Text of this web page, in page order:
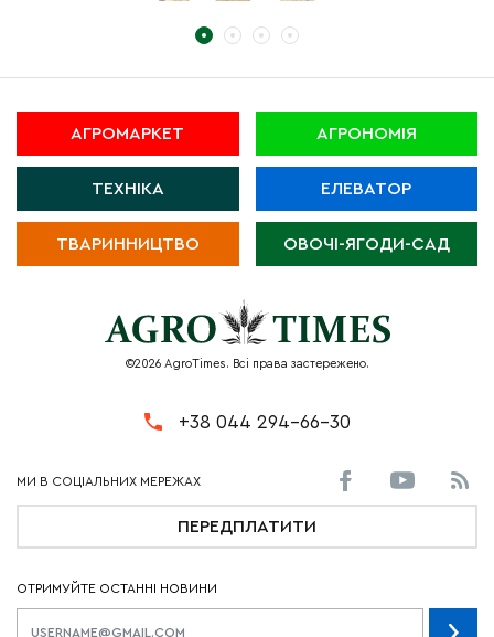
АГРОМАРКЕТ АГРОНОМІЯ
ТЕХНІКА ЕЛЕВАТОР
ТВАРИННИЦТВО ОВОЧІ-ЯГОДИ-САД
©2026 AgroTimes. Всі права застережено.
+38 044 294-66-30
ПЕРЕДПЛАТИТИ
ОТРИМУЙТЕ ОСТАННІ НОВИНИ